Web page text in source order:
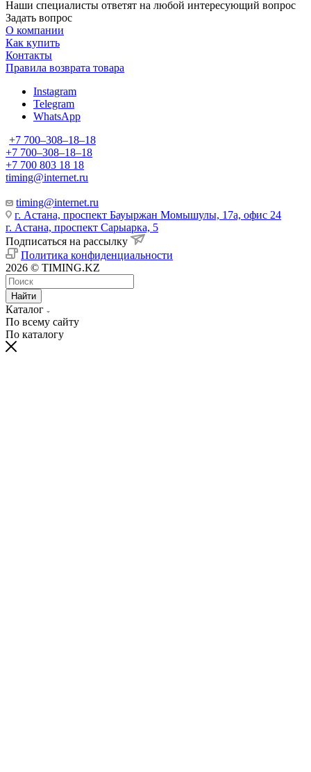
Наши специалисты ответят на любой интересующий вопрос
Задать вопрос
О компании
Как купить
Контакты
Правила возврата товара
Instagram
Telegram
WhatsApp
+7 700‒308‒18‒18
+7 700‒308‒18‒18
+7 700 803 18 18
timing@internet.ru
timing@internet.ru
г. Астана, проспект Бауыржан Момышулы, 17а, офис 24
г. Астана, проспект Сарыарка, 5
Подписаться на рассылку
Политика конфиденциальности
2026 © TIMING.KZ
Найти
Каталог
По всему сайту
По каталогу